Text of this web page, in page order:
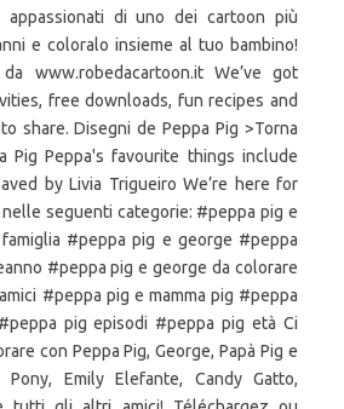
di uno dei cartoon più
e coloralo insieme al tuo bambino!
www.robedacartoon.it We’ve got
free downloads, fun recipes and
share. Disegni de Peppa Pig >Torna
Pig Peppa's favourite things include
by Livia Trigueiro We’re here for
nelle seguenti categorie: #peppa pig e
#peppa pig e george #peppa
#peppa pig e george da colorare
#peppa pig e mamma pig #peppa
pig episodi #peppa pig età Ci
con Peppa Pig, George, Papà Pig e
Pony, Emily Elefante, Candy Gatto,